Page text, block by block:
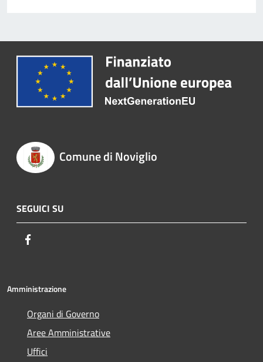
Comune di Noviglio
SEGUICI SU
Amministrazione
Organi di Governo
Aree Amministrative
Uffici